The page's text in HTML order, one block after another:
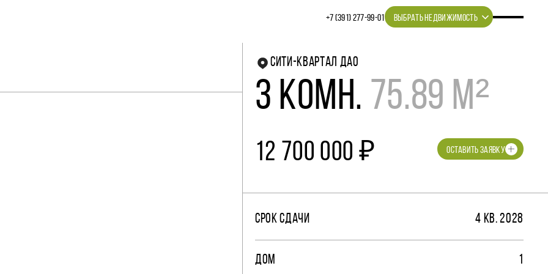
+7 (391) 277‒99‒01 ВЫБРАТЬ НЕДВИЖИМОСТЬ
СИТИ-КВАРТАЛ ДАО
3 КОМН. 75.89 М²
12 700 000 ₽ ОСТАВИТЬ ЗАЯВКУ
СРОК СДАЧИ 4 КВ. 2028
ДОМ 1